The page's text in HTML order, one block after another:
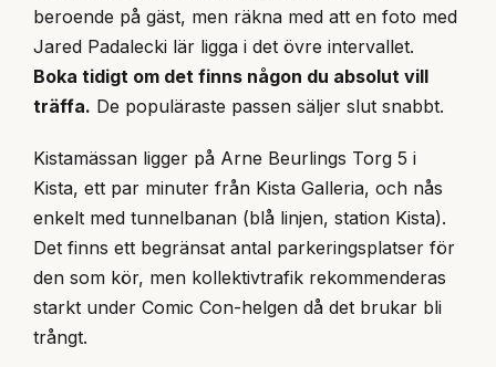
beroende på gäst, men räkna med att en foto med
Jared Padalecki lär ligga i det övre intervallet.
Boka tidigt om det finns någon du absolut vill
träffa. De populäraste passen säljer slut snabbt.
Kistamässan ligger på Arne Beurlings Torg 5 i
Kista, ett par minuter från Kista Galleria, och nås
enkelt med tunnelbanan (blå linjen, station Kista).
Det finns ett begränsat antal parkeringsplatser för
den som kör, men kollektivtrafik rekommenderas
starkt under Comic Con-helgen då det brukar bli
trångt.